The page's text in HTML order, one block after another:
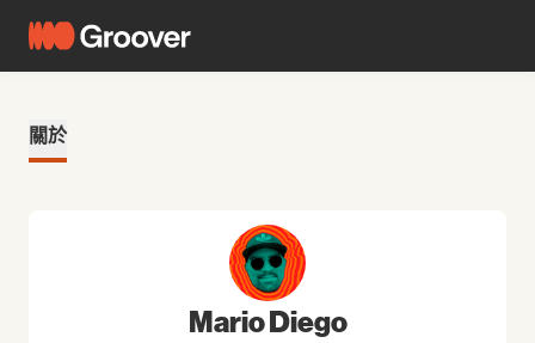
關於
Mario Diego